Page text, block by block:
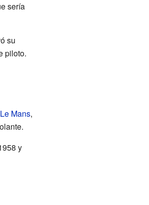
sería
su
piloto.
Mans,
y